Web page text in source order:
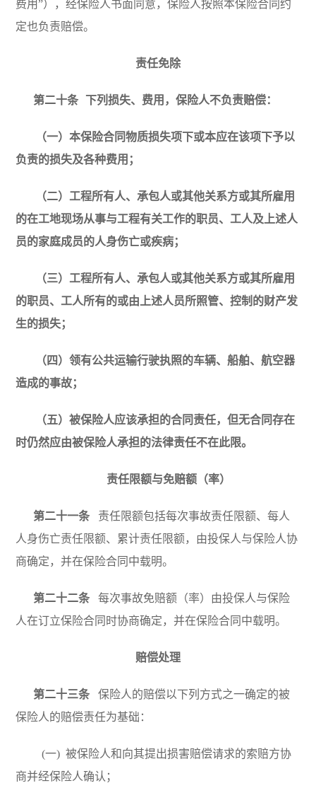
费用”），经保险人书面同意，保险人按照本保险合同约
定也负责赔偿。
责任免除
第二十条 下列损失、费用，保险人不负责赔偿：
（一）本保险合同物质损失项下或本应在该项下予以
负责的损失及各种费用；
（二）工程所有人、承包人或其他关系方或其所雇用
的在工地现场从事与工程有关工作的职员、工人及上述人
员的家庭成员的人身伤亡或疾病；
（三）工程所有人、承包人或其他关系方或其所雇用
的职员、工人所有的或由上述人员所照管、控制的财产发
生的损失；
（四）领有公共运输行驶执照的车辆、船舶、航空器
造成的事故；
（五）被保险人应该承担的合同责任，但无合同存在
时仍然应由被保险人承担的法律责任不在此限。
责任限额与免赔额（率）
第二十一条
责任限额包括每次事故责任限额、每人
人身伤亡责任限额、累计责任限额， 由投保人与保险人协
商确定 ，并在保险合同中载明。
第二十二条
每次事故免赔额（率）由投保人与保险
人在订立保险合同时协商确定，并在保险合同中载明。
赔偿处理
第二十三条
保险人的赔偿以下列方式之一确定的被
保险人的赔偿责任为基础：
(一) 被保险人和向其提出损害赔偿请求的索赔方协
商并经保险人确认；